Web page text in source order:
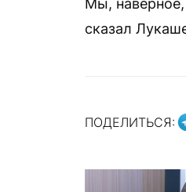
сказал
ПОДЕЛИТЬСЯ: